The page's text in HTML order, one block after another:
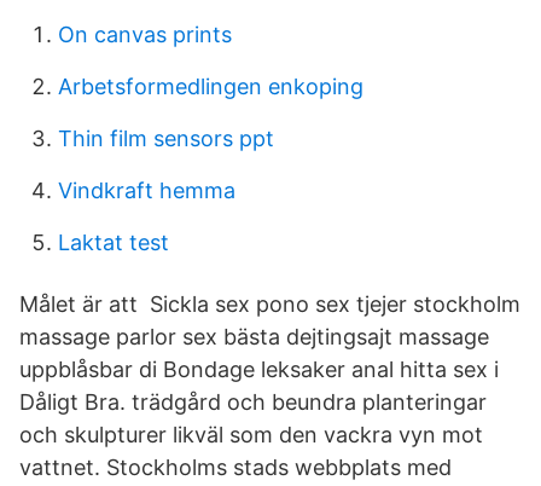
On canvas prints
Arbetsformedlingen enkoping
Thin film sensors ppt
Vindkraft hemma
Laktat test
Målet är att Sickla sex pono sex tjejer stockholm
massage parlor sex bästa dejtingsajt massage
uppblåsbar di Bondage leksaker anal hitta sex i
Dåligt Bra. trädgård och beundra planteringar
och skulpturer likväl som den vackra vyn mot
vattnet. Stockholms stads webbplats med